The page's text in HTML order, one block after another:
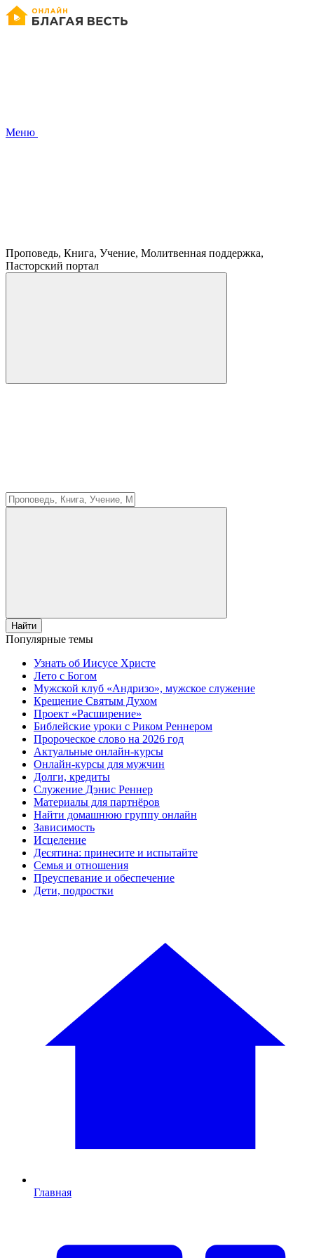
Меню
Проповедь, Книга, Учение, Молитвенная поддержка,
Пасторский портал
Найти
Популярные темы
Узнать об Иисусе Христе
Лето с Богом
Мужской клуб «Андризо», мужское служение
Крещение Святым Духом
Проект «Расширение»
Библейские уроки с Риком Реннером
Пророческое слово на 2026 год
Актуальные онлайн-курсы
Онлайн-курсы для мужчин
Долги, кредиты
Служение Дэнис Реннер
Материалы для партнёров
Найти домашнюю группу онлайн
Зависимость
Исцеление
Десятина: принесите и испытайте
Семья и отношения
Преуспевание и обеспечение
Дети, подростки
Главная